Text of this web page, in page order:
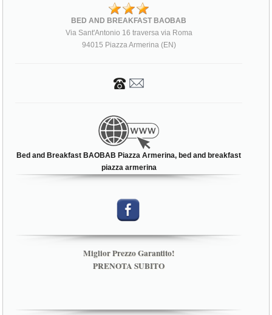
BED AND BREAKFAST BAOBAB
Via Sant'Antonio 16 traversa via Roma
94015 Piazza Armerina (EN)
Bed and Breakfast BAOBAB Piazza Armerina, bed and breakfast
piazza armerina
Miglior Prezzo Garantito!
PRENOTA SUBITO